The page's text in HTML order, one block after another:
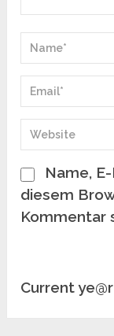
Name,
diesem
Kommentar
Current ye@r